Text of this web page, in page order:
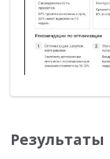
Результаты